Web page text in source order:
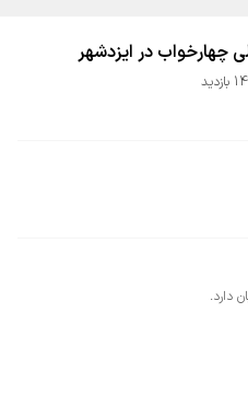
چهارخواب در ایزدشهر
دارد.